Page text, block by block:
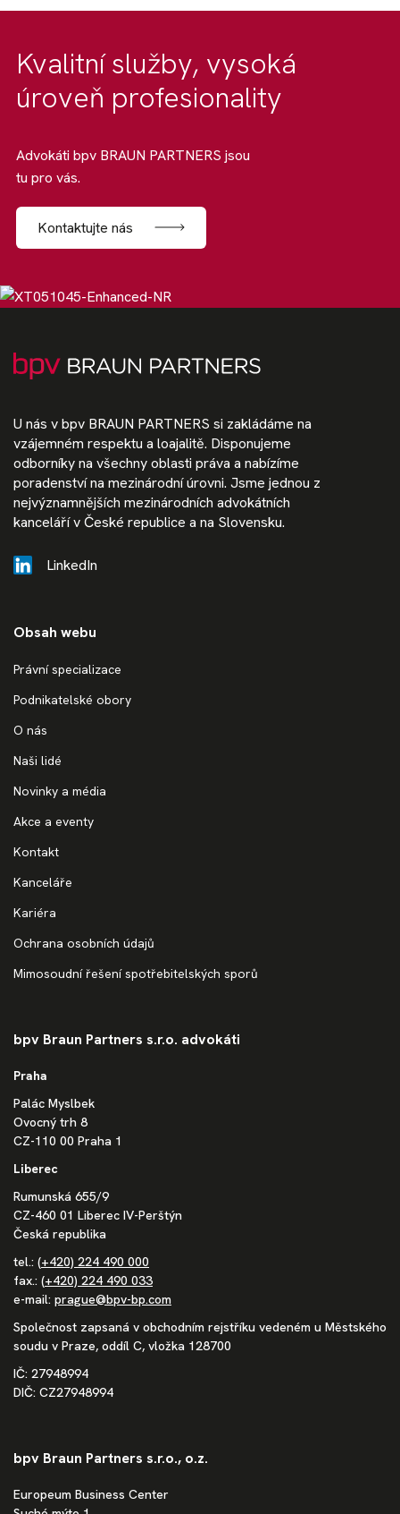
Kvalitní služby, vysoká
úroveň profesionality
Advokáti bpv BRAUN PARTNERS jsou
tu pro vás.
Kontaktujte nás
U nás v bpv BRAUN PARTNERS si zakládáme na
vzájemném respektu a loajalitě. Disponujeme
odborníky na všechny oblasti práva a nabízíme
poradenství na mezinárodní úrovni. Jsme jednou z
nejvýznamnějších mezinárodních advokátních
kanceláří v České republice a na Slovensku.
LinkedIn
Obsah webu
Právní specializace
Podnikatelské obory
O nás
Naši lidé
Novinky a média
Akce a eventy
Kontakt
Kanceláře
Kariéra
Ochrana osobních údajů
Mimosoudní řešení spotřebitelských sporů
bpv Braun Partners s.r.o. advokáti
Praha
Palác Myslbek
Ovocný trh 8
CZ-110 00 Praha 1
Liberec
Rumunská 655/9
CZ-460 01 Liberec IV-Perštýn
Česká republika
tel.: (+420) 224 490 000
fax.: (+420) 224 490 033
e-mail: prague@bpv-bp.com
Společnost zapsaná v obchodním rejstříku vedeném u Městského
soudu v Praze, oddíl C, vložka 128700
IČ: 27948994
DIČ: CZ27948994
bpv Braun Partners s.r.o., o.z.
Europeum Business Center